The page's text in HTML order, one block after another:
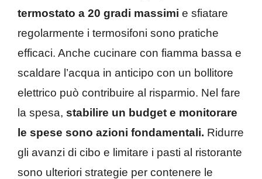
termostato a 20 gradi massimi e sfiatare
regolarmente i termosifoni sono pratiche
efficaci. Anche cucinare con fiamma bassa e
scaldare l’acqua in anticipo con un bollitore
elettrico può contribuire al risparmio. Nel fare
la spesa, stabilire un budget e monitorare
le spese sono azioni fondamentali. Ridurre
gli avanzi di cibo e limitare i pasti al ristorante
sono ulteriori strategie per contenere le